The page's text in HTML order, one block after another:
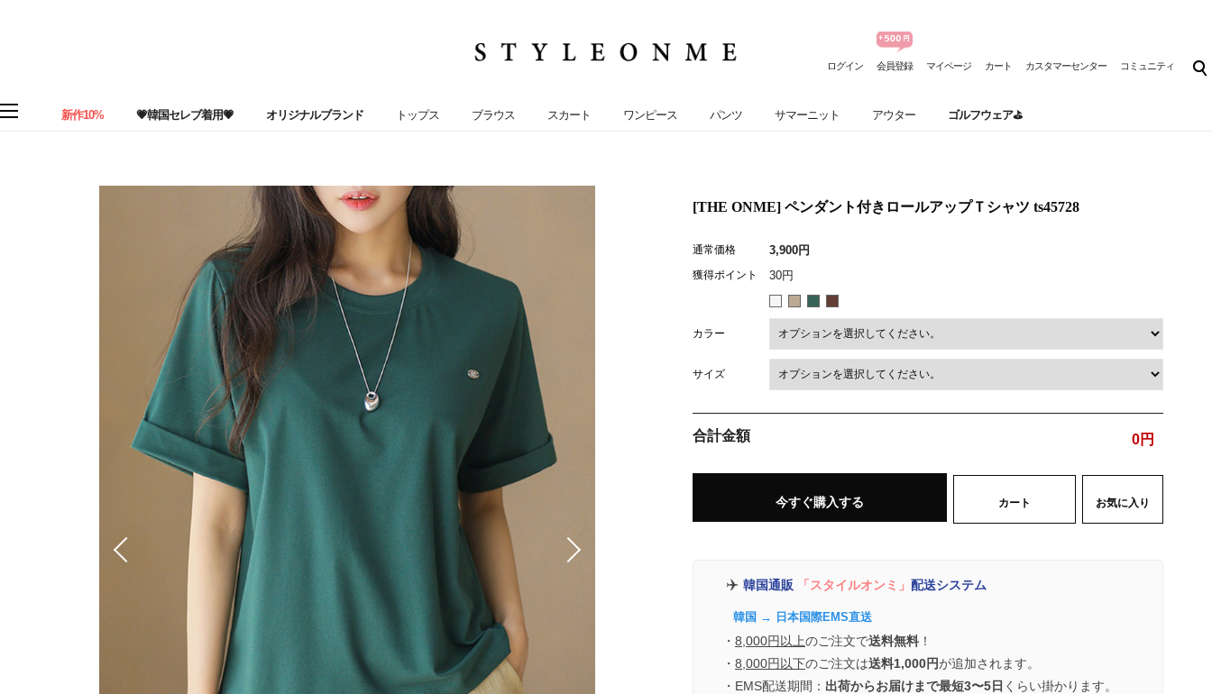
ログイン 会員登録 マイページ カート カスタマーセンター コミュニティ
新作10% 💗韓国セレブ着用💗 オリジナルブランド トップス ブラウス スカート ワンピース パンツ サマーニット アウター ゴルフウェア⛳
[THE ONME] ペンダント付きロールアップＴシャツ ts45728
通常価格 3,900円
獲得ポイント 30円
カラー
サイズ
合計金額 0円
今すぐ購入する カート お気に入り
✈️ 韓国通販 「スタイルオンミ」 配送システム
韓国 → 日本国際EMS直送
・ 8,000円以上のご注文で送料無料 ！
・ 8,000円以下のご注文は送料1,000円が追加されます。
・EMS配送期間： 出荷からお届けまで最短3〜5日 くらい掛かります。